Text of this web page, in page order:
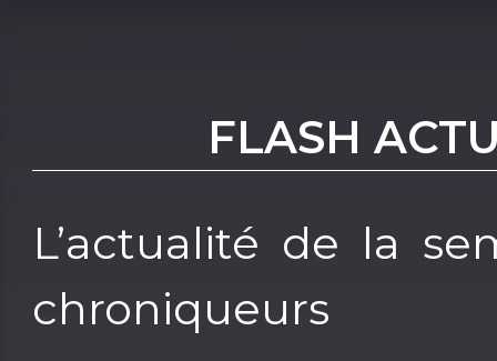
FLASH
L’actualité de la
chroniqueurs